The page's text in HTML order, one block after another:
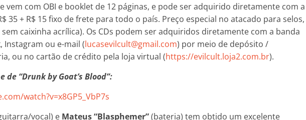
vem com OBI e booklet de 12 páginas, e pode ser adquirido diretamente com a
35 + R$ 15 fixo de frete para todo o país. Preço especial no atacado para selos,
caixinha acrílica). Os CDs podem ser adquiridos diretamente com a banda
Instagram ou e-mail (lucasevilcult@gmail.com) por meio de depósito /
ou no cartão de crédito pela loja virtual (https://evilcult.loja2.com.br).
de “Drunk by Goat’s Blood”:
watch?v=x8GP5_VbP7s
vocal) e Mateus “Blasphemer”(bateria) tem obtido um excelente